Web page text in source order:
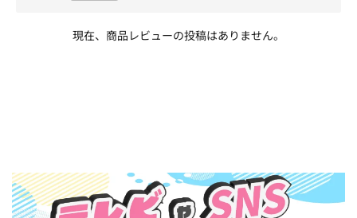
現在、商品レビューの投稿はありません。